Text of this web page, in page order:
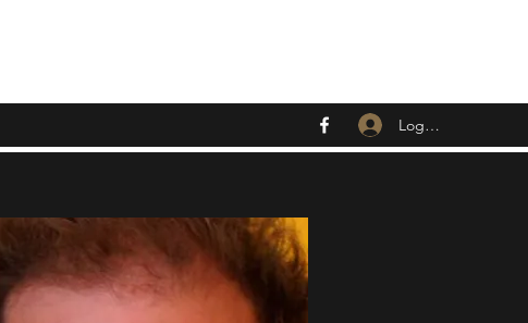
Logga in